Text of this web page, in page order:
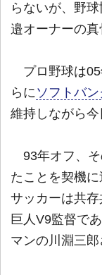
らないが、野
邉オーナーの真
プロ野球は05
らにソフトバン
維持しながら今
93年オフ、そ
たことを契機
サッカーは共存
巨人V9監督で
マンの川淵三郎